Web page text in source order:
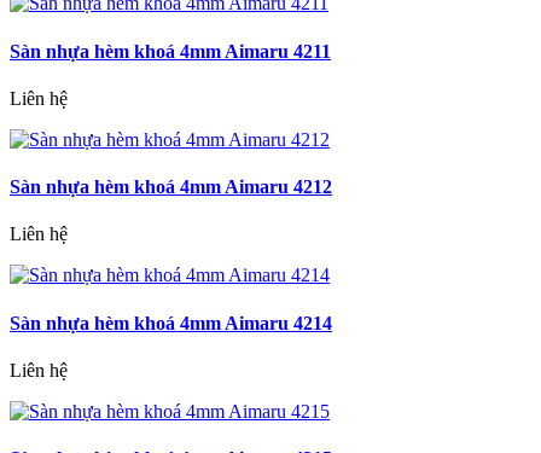
Sàn nhựa hèm khoá 4mm Aimaru 4211
Liên hệ
Sàn nhựa hèm khoá 4mm Aimaru 4212
Liên hệ
Sàn nhựa hèm khoá 4mm Aimaru 4214
Liên hệ